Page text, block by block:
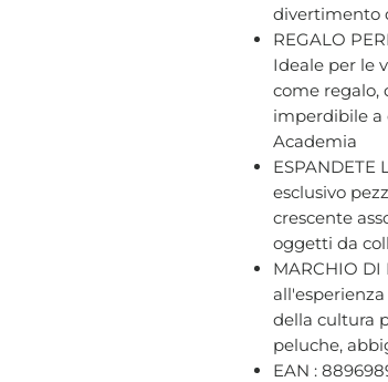
divertimento
REGALO
Ideale per le
come regalo,
imperdibile a
Academia
ESPANDETE
esclusivo
crescente
oggetti da
MARCHIO DI
della cultura
peluche,
EAN :